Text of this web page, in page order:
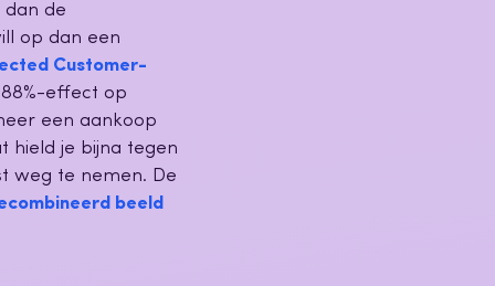
de
op dan een
Customer-
effect op
een aankoop
hield je bijna tegen
weg te nemen. De
beeld